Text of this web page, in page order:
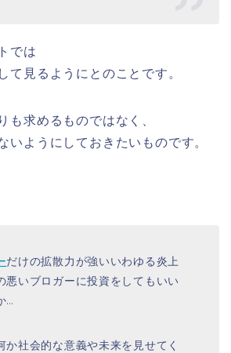
では
て見るようにとのことです。
も求めるものではなく、
いようにしておきたいものです。
だけの拡散力が強いいわゆる炎上
悪いブロガーに投資をしてもいい
…
か社会的な意義や未来を見せてく